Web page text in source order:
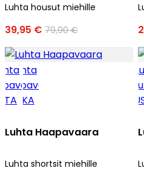
Luhta housut miehille
39,95 € 79,90 €
Luhta Haapavaara
Luhta shortsit miehille